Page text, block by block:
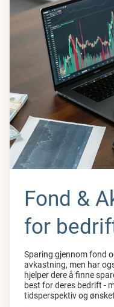
Fond &
for
Sparing gjennom fond
avkastning, men har
hjelper dere å finne
best for deres bedrift -
tidsperspektiv og